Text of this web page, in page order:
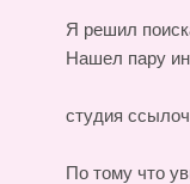
Я решил
Нашел пару
студия
По тому что